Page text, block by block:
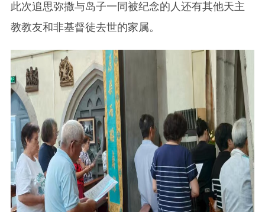
此次追思弥撒与岛子一同被纪念的人还有其他天主
教教友和非基督徒去世的家属。